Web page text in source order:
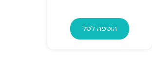
הוספה לסל